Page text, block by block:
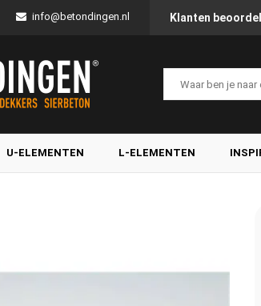
info@betondingen.nl Klanten
U-ELEMENTEN L-ELEMENTEN